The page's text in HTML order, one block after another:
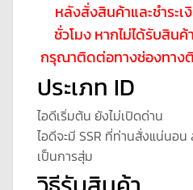
หลังสั่งสินค้าและชำระเ
ชั่วโมง หากไม่ได้รับสิ
กรุณาติดต่อทางช่องทาง
ประเภท ID
ไอดีเริ่มต้น ยังไม่เปิดด่าน
ไอดีจะมี SSR ที่ท่านสั่งแน่นอน
เป็นการสุ่ม